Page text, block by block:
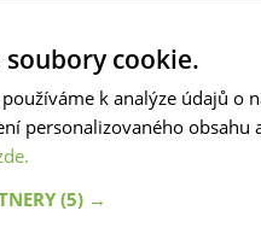
Vložka "FAB" do dveří:
soubory cookie.
k analýze údajů o
personalizovaného
(5) →